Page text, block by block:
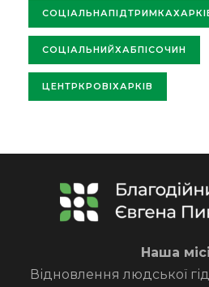
СОЦІАЛЬНИЙХАБПІСОЧИН
ЦЕНТРКРОВІХАРКІВ
Наша
Відновлення людської